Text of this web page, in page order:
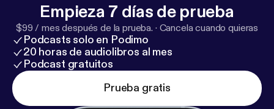
Empieza 7 días de prueba
$99 / mes después de la prueba. · Cancela cuando quieras
Podcasts solo en Podimo
20 horas de audiolibros al mes
Podcast gratuitos
Prueba gratis